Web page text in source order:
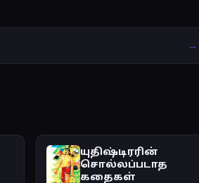
→
யுதிஷ்டிரரின்
சொல்லப்படாத
கதைகள்